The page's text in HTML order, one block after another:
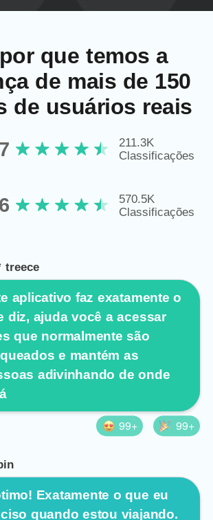
que temos a
de mais de 150
de usuários reais
211.3K
Classificações
570.5K
Classificações
treece
aplicativo faz exatamente o
diz, ajuda você a acessar
que normalmente são
e mantém as
adivinhando de onde
99+
99+
Exatamente o que eu
quando estou viajando.